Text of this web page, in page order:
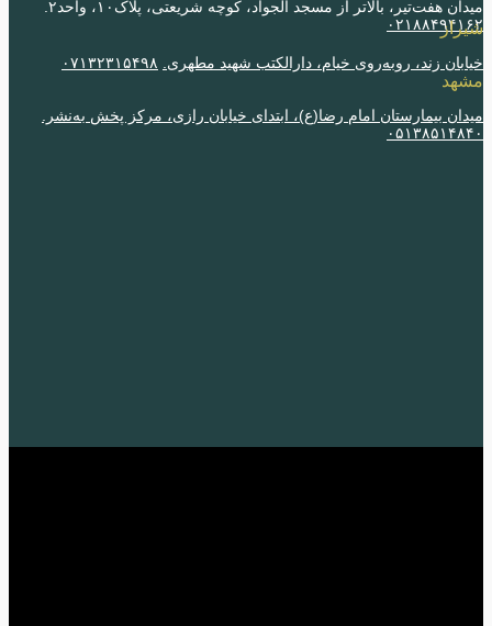
هفت‌تیر، بالاتر از مسجد الجواد، کوچه شریعتی، پلاک١٠، واحد٢.
زند، روبه‌روی خیام، دارالکتب شهید مطهری. ٠٧١٣٢٣١۵۴٩٨
بیمارستان امام رضا(ع)، ابتدای خیابان رازی، مرکز پخش به‌نشر.